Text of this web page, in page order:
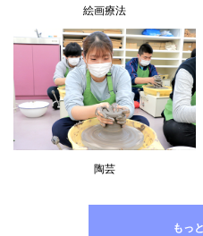
絵画療法
陶芸
もっ